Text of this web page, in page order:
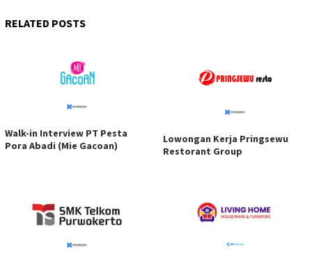
RELATED POSTS
Walk-in Interview PT Pesta
Pora Abadi (Mie Gacoan)
Lowongan Kerja Pringsewu
Restorant Group